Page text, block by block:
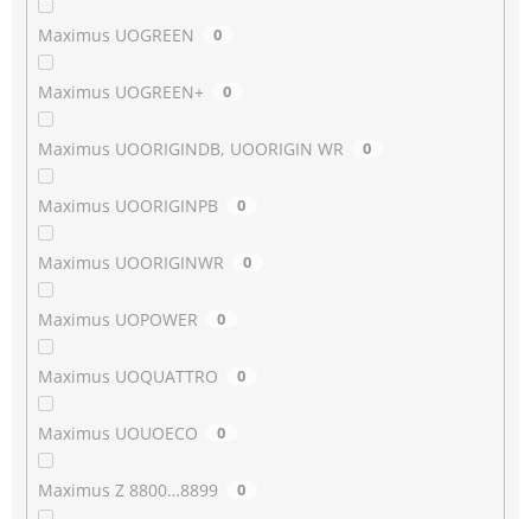
Maximus UOGREEN 0
Maximus UOGREEN+ 0
Maximus UOORIGINDB, UOORIGIN WR 0
Maximus UOORIGINPB 0
Maximus UOORIGINWR 0
Maximus UOPOWER 0
Maximus UOQUATTRO 0
Maximus UOUOECO 0
Maximus Z 8800…8899 0